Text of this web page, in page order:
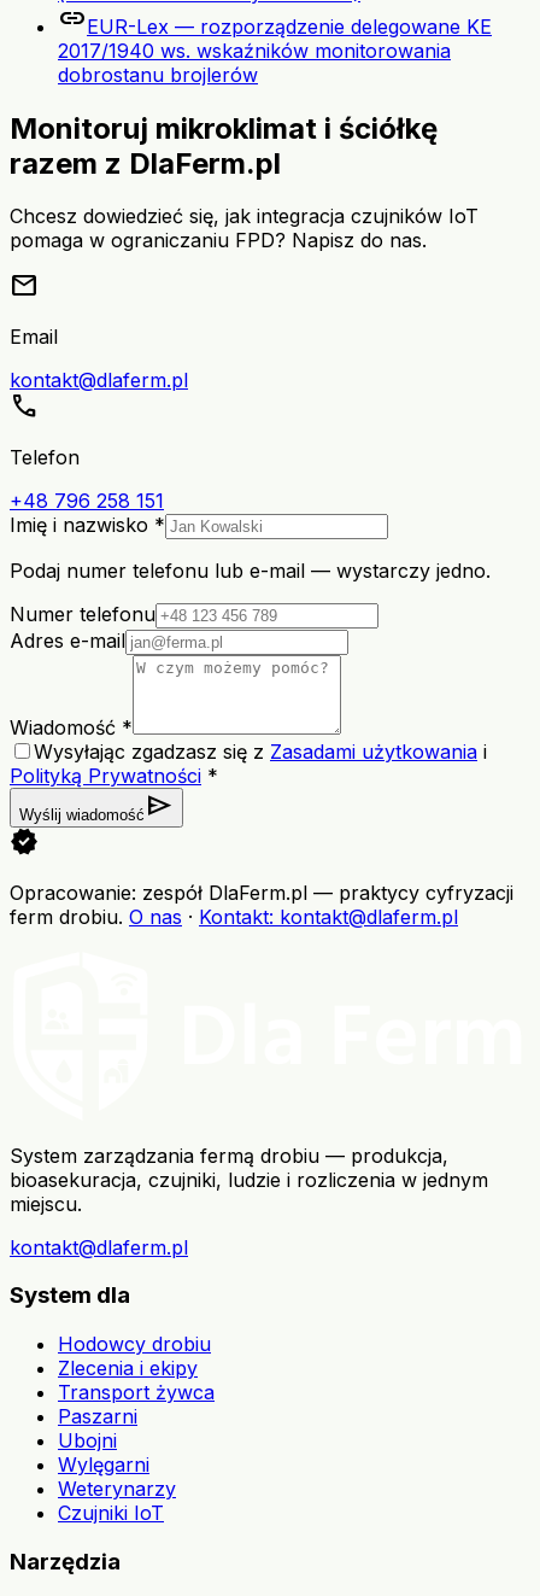
linkEUR-Lex — rozporządzenie delegowane KE
2017/1940 ws. wskaźników monitorowania
dobrostanu brojlerów
Monitoruj mikroklimat i ściółkę
razem z DlaFerm.pl
Chcesz dowiedzieć się, jak integracja czujników IoT
pomaga w ograniczaniu FPD? Napisz do nas.
mail
Email
kontakt@dlaferm.pl
call
Telefon
+48 796 258 151
Imię i nazwisko *
Podaj numer telefonu lub e-mail — wystarczy jedno.
Numer telefonu
Adres e-mail
Wiadomość *
Wysyłając zgadzasz się z Zasadami użytkowania i
Polityką Prywatności *
Wyślij wiadomość send
verified
Opracowanie: zespół DlaFerm.pl — praktycy cyfryzacji
ferm drobiu. O nas · Kontakt: kontakt@dlaferm.pl
System zarządzania fermą drobiu — produkcja,
bioasekuracja, czujniki, ludzie i rozliczenia w jednym
miejscu.
kontakt@dlaferm.pl
System dla
Hodowcy drobiu
Zlecenia i ekipy
Transport żywca
Paszarni
Ubojni
Wylęgarni
Weterynarzy
Czujniki IoT
Narzędzia